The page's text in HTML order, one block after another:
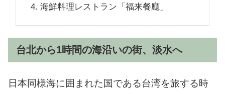
海鮮料理レストラン「福来餐廳」
台北から1時間の海沿いの街、淡水へ
日本同様海に囲まれた国である台湾を旅する時